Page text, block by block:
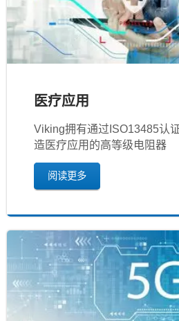
医疗应用
Viking拥有通过ISO13485认
造医疗应用的高等级电阻器
阅读更多